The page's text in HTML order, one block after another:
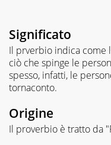
Significato
Il prverbio indica come
ciò che spinge le
spesso, infatti, le
tornaconto.
Origine
Il proverbio è tratto da